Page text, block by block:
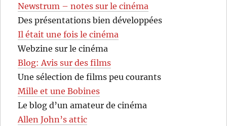
Newstrum – notes sur le cinéma
Des présentations bien développées
Il était une fois le cinéma
Webzine sur le cinéma
Blog: Avis sur des films
Une sélection de films peu courants
Mille et une Bobines
Le blog d’un amateur de cinéma
Allen John’s attic